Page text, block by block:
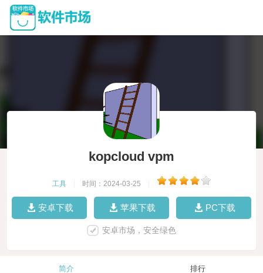
kopcloud vpm
工具 时间：2024-03-25
安卓下载 苹果下载 PC下载
安卓市场，安全绿色
简介 排行